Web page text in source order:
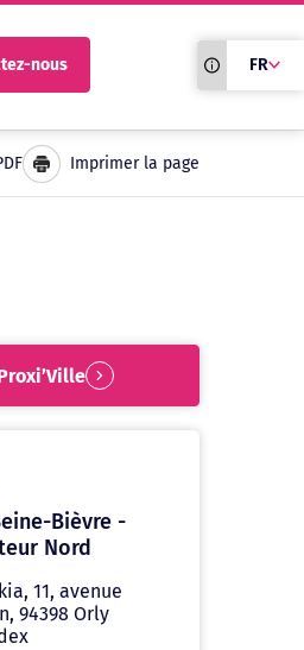
nous
Traduction
siteFR
Imprimer la page
Bièvre -
Nord
11, avenue
94398 Orly